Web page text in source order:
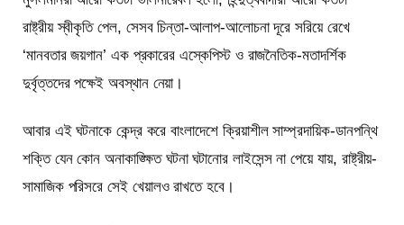
রাষ্ট্রীয় স্বীকৃতি পেল, সেসব চিন্তা-আলাপ-আলোচনা দূরে সরিয়ে রেখে
‘মানবতার জয়গান’ এক প্রকারের এস্কেপিস্ট ও রাজনৈতিক-মতাদর্শিক
দুর্বৃত্তদের পক্ষেই অবস্থান নেয়া।
আবার এই ঘটনাকে কেন্দ্র করে বাংলাদেশে ক্রিয়াশীল সাম্প্রদায়িক-ডানপন্থি
শক্তি যেন কোন অনাকাঙ্ক্ষিত ঘটনা ঘটানোর লাইসেন্স না পেয়ে যায়, রাষ্ট্রীয়-
সামাজিক পরিসরে সেই খেয়ালও রাখতে হবে।